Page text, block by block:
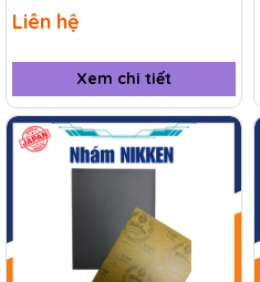
Liên hệ
Xem chi tiết